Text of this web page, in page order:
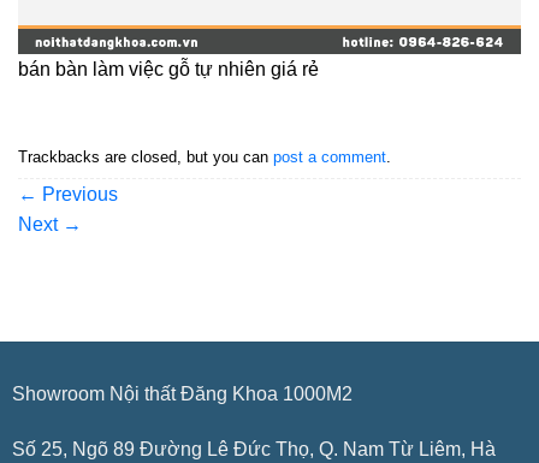
bán bàn làm việc gỗ tự nhiên giá rẻ
Trackbacks are closed, but you can post a comment
← Previous
Next →
Showroom Nội thất Đăng Khoa 1000M2
Số 25, Ngõ 89 Đường Lê Đức Thọ, Q. Nam Từ Liêm, Hà